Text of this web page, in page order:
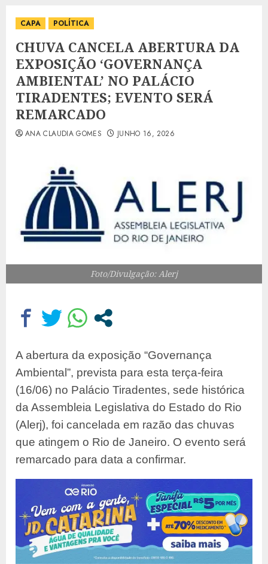
CAPA POLÍTICA
CHUVA CANCELA ABERTURA DA
EXPOSIÇÃO ‘GOVERNANÇA
AMBIENTAL’ NO PALÁCIO
TIRADENTES; EVENTO SERÁ
REMARCADO
ANA CLAUDIA GOMES JUNHO 16, 2026
Foto/Divulgação: Alerj
A abertura da exposição “Governança
Ambiental”, prevista para esta terça-feira
(16/06) no Palácio Tiradentes, sede histórica
da Assembleia Legislativa do Estado do Rio
(Alerj), foi cancelada em razão das chuvas
que atingem o Rio de Janeiro. O evento será
remarcado para data a confirmar.